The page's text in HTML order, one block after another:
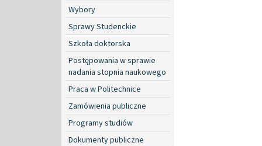
Wybory
Sprawy Studenckie
Szkoła doktorska
Postępowania w sprawie
nadania stopnia naukowego
Praca w Politechnice
Zamówienia publiczne
Programy studiów
Dokumenty publiczne